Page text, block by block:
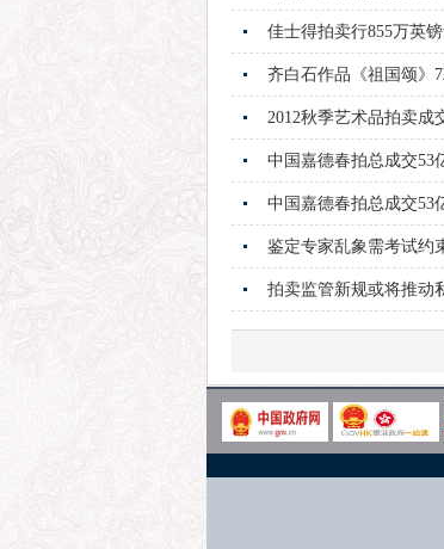
佳士得拍卖行855万英
齐白石作品《祖国颂》
2012秋季艺术品拍卖成
中国嘉德春拍总成交53
中国嘉德春拍总成交53
鉴定专家乱象需考试约
拍卖监管新规或将推动